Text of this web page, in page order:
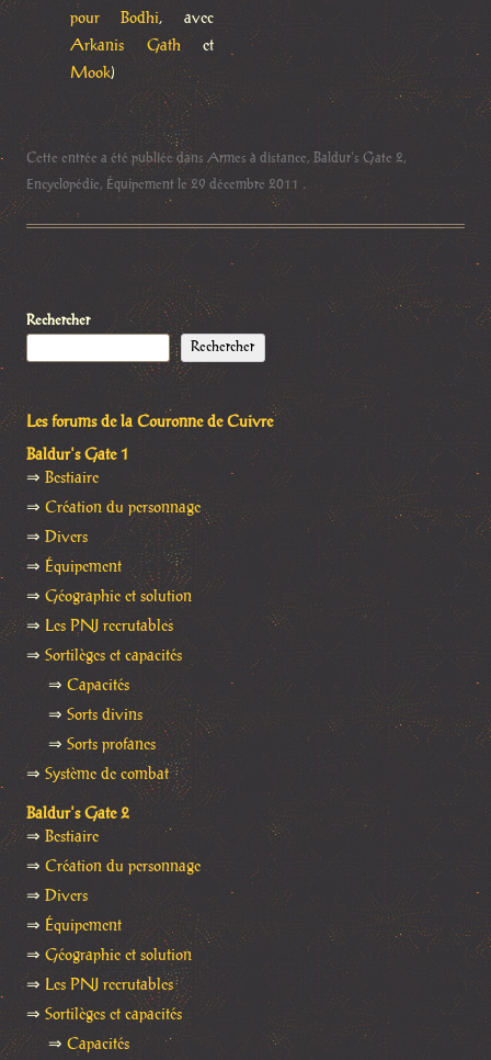
pour Bodhi, avec
Arkanis Gathet
Mook)
Cette entrée a été publiée dans Armes à distance, Baldur's Gate 2,
Encyclopédie, Équipement le 29 décembre 2011 .
Rechercher
Rechercher
Les forums de la Couronne de Cuivre
Baldur's Gate 1
⇒ Bestiaire
⇒ Création du personnage
⇒ Divers
⇒ Équipement
⇒ Géographie et solution
⇒ Les PNJ recrutables
⇒Sortilèges et capacités
⇒ Capacités
⇒ Sorts divins
⇒ Sorts profanes
⇒ Système de combat
Baldur's Gate 2
⇒ Bestiaire
⇒Création du personnage
⇒ Divers
⇒ Équipement
⇒ Géographie et solution
⇒ Les PNJ recrutables
⇒ Sortilèges et capacités
⇒ Capacités